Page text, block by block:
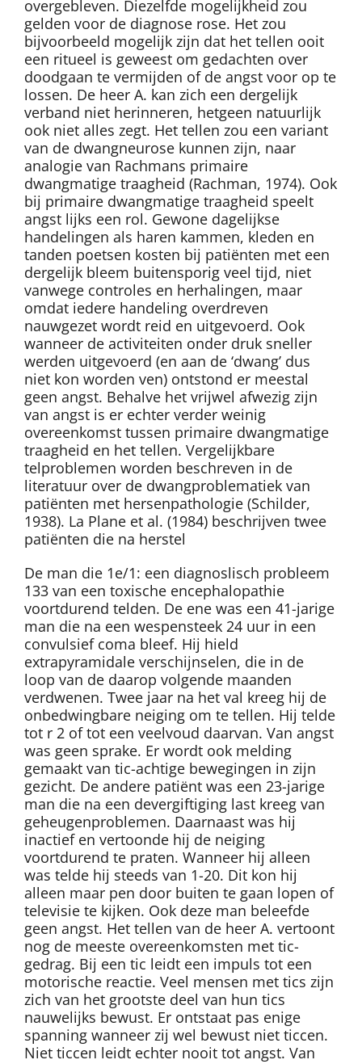
overgebleven. Diezelfde mogelijkheid zou
gelden voor de diagnose rose. Het zou
bijvoorbeeld mogelijk zijn dat het tellen ooit
een ritueel is geweest om gedachten over
doodgaan te vermijden of de angst voor op te
lossen. De heer A. kan zich een dergelijk
verband niet herinneren, hetgeen natuurlijk
ook niet alles zegt. Het tellen zou een variant
van de dwangneurose kunnen zijn, naar
analogie van Rachmans primaire
dwangmatige traagheid (Rachman, 1974). Ook
bij primaire dwangmatige traagheid speelt
angst lijks een rol. Gewone dagelijkse
handelingen als haren kammen, kleden en
tanden poetsen kosten bij patiënten met een
dergelijk bleem buitensporig veel tijd, niet
vanwege controles en herhalingen, maar
omdat iedere handeling overdreven
nauwgezet wordt reid en uitgevoerd. Ook
wanneer de activiteiten onder druk sneller
werden uitgevoerd (en aan de ‘dwang’ dus
niet kon worden ven) ontstond er meestal
geen angst. Behalve het vrijwel afwezig zijn
van angst is er echter verder weinig
overeenkomst tussen primaire dwangmatige
traagheid en het tellen. Vergelijkbare
telproblemen worden beschreven in de
literatuur over de dwangproblematiek van
patiënten met hersenpathologie (Schilder,
1938). La Plane et al. (1984) beschrijven twee
patiënten die na herstel
De man die 1e/1: een diagnoslisch probleem
133 van een toxische encephalopathie
voortdurend telden. De ene was een 41-jarige
man die na een wespensteek 24 uur in een
convulsief coma bleef. Hij hield
extrapyramidale verschijnselen, die in de
loop van de daarop volgende maanden
verdwenen. Twee jaar na het val kreeg hij de
onbedwingbare neiging om te tellen. Hij telde
tot r 2 of tot een veelvoud daarvan. Van angst
was geen sprake. Er wordt ook melding
gemaakt van tic-achtige bewegingen in zijn
gezicht. De andere patiënt was een 23-jarige
man die na een devergiftiging last kreeg van
geheugenproblemen. Daarnaast was hij
inactief en vertoonde hij de neiging
voortdurend te praten. Wanneer hij alleen
was telde hij steeds van 1-20. Dit kon hij
alleen maar pen door buiten te gaan lopen of
televisie te kijken. Ook deze man beleefde
geen angst. Het tellen van de heer A. vertoont
nog de meeste overeenkomsten met tic-
gedrag. Bij een tic leidt een impuls tot een
motorische reactie. Veel mensen met tics zijn
zich van het grootste deel van hun tics
nauwelijks bewust. Er ontstaat pas enige
spanning wanneer zij wel bewust niet ticcen.
Niet ticcen leidt echter nooit tot angst. Van